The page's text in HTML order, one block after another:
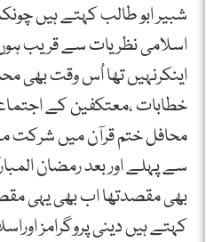
شبیر ابو طالب کہتے ہیں
اسلامی نظریات سے قریب
اینکرنہیں تھا اُس وقت بھی
خطابات ،معتکفین کے
محافل ختم قرآن میں شرکت
سے پہلے اور بعد رمضان
بھی مقصدتھا اب بھی یہی
کہتے ہیں دینی پروگرامز